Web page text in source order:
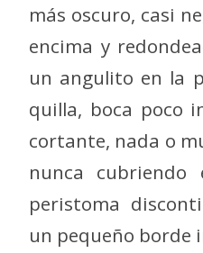
más oscuro, casi
encima y
un angulito en la
quilla, boca poco
cortante, nada o
nunca
peristoma
un pequeño borde